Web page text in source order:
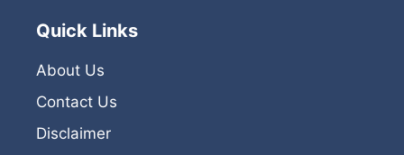
Quick Links
About Us
Contact Us
Disclaimer